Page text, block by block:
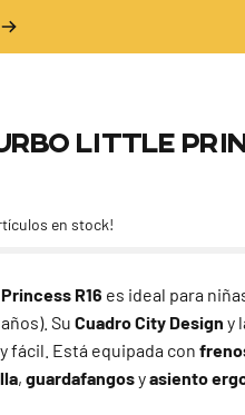
Little
en stock!
R16 es ideal para
SuCuadro City Design y
fácil. Está equipada con
,guardafangosyasiento